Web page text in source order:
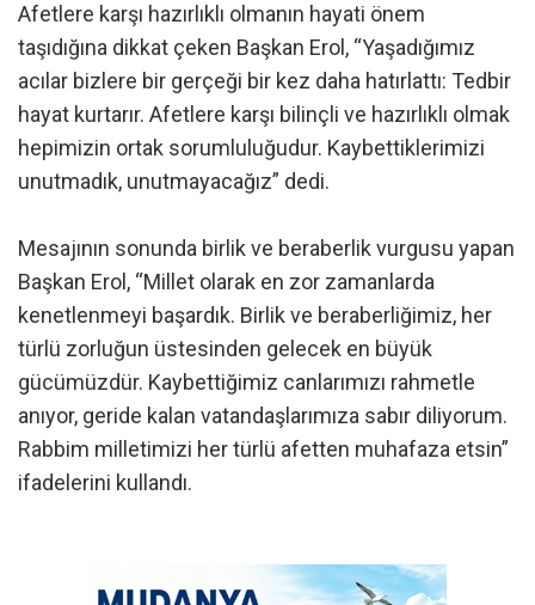
Afetlere karşı hazırlıklı olmanın hayati önem
taşıdığına dikkat çeken Başkan Erol, “Yaşadığımız
acılar bizlere bir gerçeği bir kez daha hatırlattı: Tedbir
hayat kurtarır. Afetlere karşı bilinçli ve hazırlıklı olmak
hepimizin ortak sorumluluğudur. Kaybettiklerimizi
unutmadık, unutmayacağız” dedi.
Mesajının sonunda birlik ve beraberlik vurgusu yapan
Başkan Erol, “Millet olarak en zor zamanlarda
kenetlenmeyi başardık. Birlik ve beraberliğimiz, her
türlü zorluğun üstesinden gelecek en büyük
gücümüzdür. Kaybettiğimiz canlarımızı rahmetle
anıyor, geride kalan vatandaşlarımıza sabır diliyorum.
Rabbim milletimizi her türlü afetten muhafaza etsin”
ifadelerini kullandı.